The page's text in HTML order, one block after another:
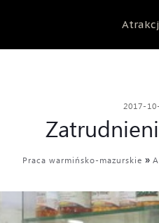
2017-
Praca warmińsko-mazurskie »